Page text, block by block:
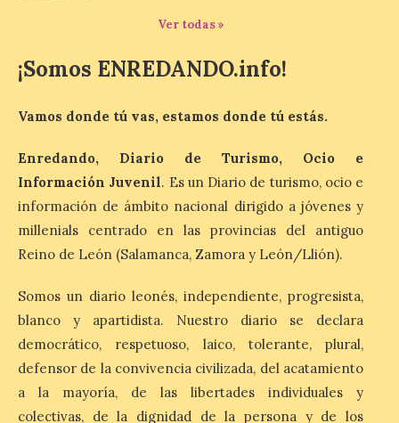
del nuevo ranking de
los diez destinos y locales
preferidos por los
tomarse una caña este
verano.
6 Ago 2026
El nuevo ranking de
diez destinos y locales
preferidos por los
consumidores para
tomarse una caña este verano, con León y
Madrid a la cabeza de la lista. Salamanca
ocupa el noveno lugar. Los españoles
Ver todas »
¡Somos ENREDANDO.info!
Vamos donde tú vas, estamos donde tú estás.
Enredando, Diario de Turismo, Ocio e
Información Juvenil. Es un Diario de turismo, ocio e
información de ámbito nacional dirigido a jóvenes y
millenials centrado en las provincias del antiguo
Reino de León (Salamanca, Zamora y León/Llión).
Somos un diario leonés, independiente, progresista,
blanco y apartidista. Nuestro diario se declara
democrático, respetuoso, laico, tolerante, plural,
defensor de la convivencia civilizada, del acatamiento
a la mayoría, de las libertades individuales y
colectivas, de la dignidad de la persona y de los